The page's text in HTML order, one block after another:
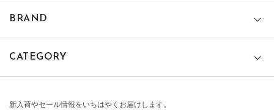
BRAND
CATEGORY
新入荷やセール情報をいちはやくお届けします。